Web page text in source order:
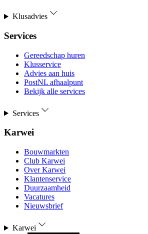
Klusadvies
Services
Gereedschap huren
Klusservice
Advies aan huis
PostNL afhaalpunt
Bekijk alle services
Services
Karwei
Bouwmarkten
Club Karwei
Over Karwei
Klantenservice
Duurzaamheid
Vacatures
Nieuwsbrief
Karwei